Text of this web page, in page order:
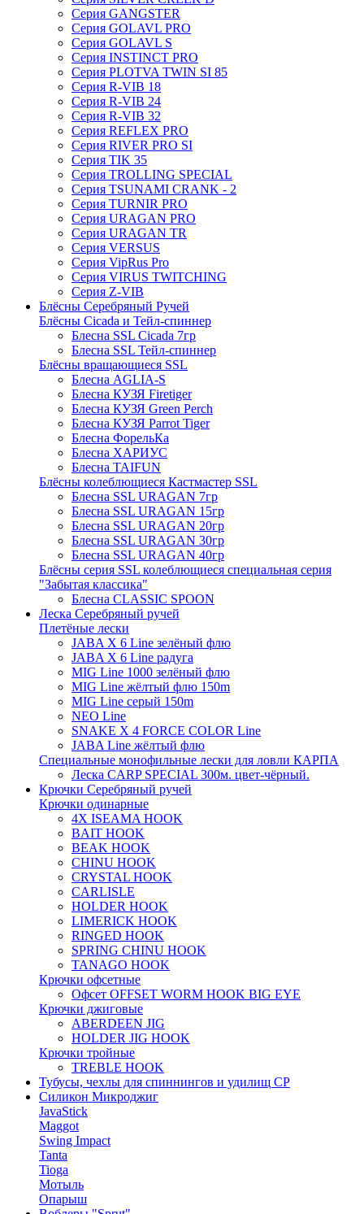
Серия GANGSTER
Серия GOLAVL PRO
Серия GOLAVL S
Серия INSTINCT PRO
Серия PLOTVA TWIN SI 85
Серия R-VIB 18
Серия R-VIB 24
Серия R-VIB 32
Серия REFLEX PRO
Серия RIVER PRO SI
Серия TIK 35
Серия TROLLING SPECIAL
Серия TSUNAMI CRANK - 2
Серия TURNIR PRO
Серия URAGAN PRO
Серия URAGAN TR
Серия VERSUS
Серия VipRus Pro
Серия VIRUS TWITCHING
Серия Z-VIB
Блёсны Серебряный Ручей
Блёсны Cicada и Тейл-спиннер
Блесна SSL Cicada 7гр
Блесна SSL Тейл-спиннер
Блёсны вращающиеся SSL
Блесна AGLIA-S
Блесна КУЗЯ Firetiger
Блесна КУЗЯ Green Perch
Блесна КУЗЯ Parrot Tiger
Блесна ФорельКа
Блесна ХАРИУС
Блесна TAIFUN
Блёсны колеблющиеся Кастмастер SSL
Блесна SSL URAGAN 7гр
Блесна SSL URAGAN 15гр
Блесна SSL URAGAN 20гр
Блесна SSL URAGAN 30гр
Блесна SSL URAGAN 40гр
Блёсны серия SSL колеблющиеся специальная серия
"Забытая классика"
Блесна CLASSIC SPOON
Леска Серебряный ручей
Плетёные лески
JABA X 6 Line зелёный флю
JABA X 6 Line радуга
MIG Line 1000 зелёный флю
MIG Line жёлтый флю 150m
MIG Line серый 150m
NEO Line
SNAKE X 4 FORCE COLOR Line
JABA Line жёлтый флю
Специальные монофильные лески для ловли КАРПА
Леска CARP SPECIAL 300м. цвет-чёрный.
Крючки Серебряный ручей
Крючки одинарные
4X ISEAMA HOOK
BAIT HOOK
BEAK HOOK
CHINU HOOK
CRYSTAL HOOK
CARLISLE
HOLDER HOOK
LIMERICK HOOK
RINGED HOOK
SPRING CHINU HOOK
TANAGO HOOK
Крючки офсетные
Офсет OFFSET WORM HOOK BIG EYE
Крючки джиговые
ABERDEEN JIG
HOLDER JIG HOOK
Крючки тройные
TREBLE HOOK
Тубусы, чехлы для спиннингов и удилищ СР
Силикон Микроджиг
JavaStick
Maggot
Swing Impact
Tanta
Tioga
Мотыль
Опарыш